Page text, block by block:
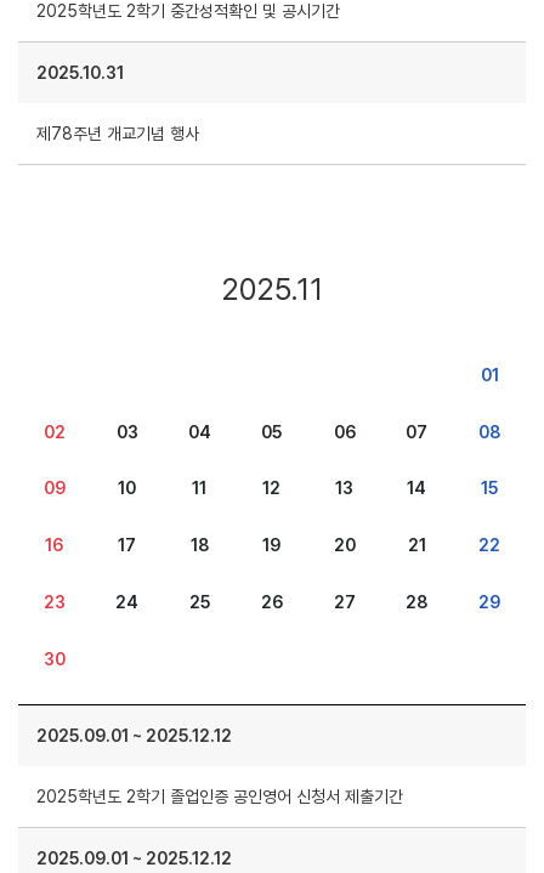
2025학년도 2학기 중간성적확인 및 공시기간
2025.10.31
제78주년 개교기념 행사
2025.11
01
02 03 04 05 06 07 08
09 10 11 12 13 14 15
16 17 18 19 20 21 22
23 24 25 26 27 28 29
30
2025.09.01 ~ 2025.12.12
2025학년도 2학기 졸업인증 공인영어 신청서 제출기간
2025.09.01 ~ 2025.12.12